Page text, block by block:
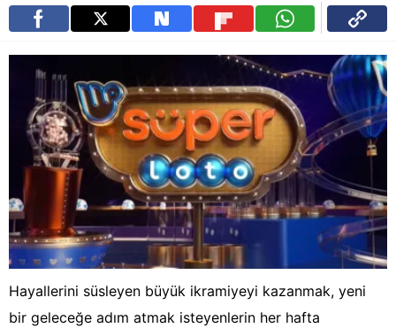
Hayallerini süsleyen büyük ikramiyeyi kazanmak, yeni
bir geleceğe adım atmak isteyenlerin her hafta